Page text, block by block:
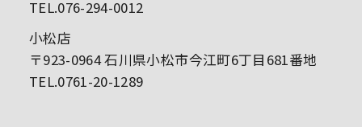
TEL.076-294-0012
小松店
〒923-0964 石川県小松市今江町6丁目681番地
TEL.0761-20-1289